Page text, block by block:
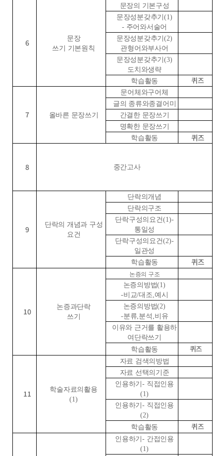
6
문장
쓰기 기본원칙
문장의 기본구성
문장성분갖추기(1)
- 주어와서술어
문장성분갖추기(2)
관형어와부사어
문장성분갖추기(3)
도치와생략
학습활동
퀴즈
7 올바른 문장쓰기
문어체와구어체
글의 종류와종결어미
간결한 문장쓰기
명확한 문장쓰기
학습활동
퀴즈
8 중간고사
9
단락의 개념과 구성
요건
단락의개념
단락의구조
단락구성의요건(1)-
통일성
단락구성의요건(2)-
일관성
학습활동
퀴즈
10
논증과단락
쓰기
논증의 구조
논증의방법(1)
-비교/대조,예시
논증의방법(2)
-분류,분석 ,비유
이유와 근거를 활용하
여단락쓰기
학습활동
퀴즈
11
학술자료의활용
(1)
자료 검색의방법
자료 선택의기준
인용하기- 직접인용
(1)
인용하기- 직접인용
(2)
학습활동
퀴즈
인용하기- 간접인용
(1)